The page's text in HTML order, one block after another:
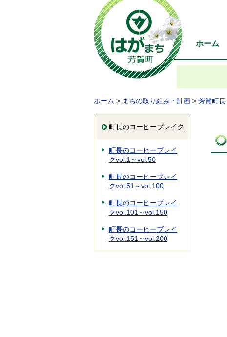
ホーム
ホーム > まちの取り組み・計画 > 芳賀町長
町長のコーヒーブレイク
町長のコーヒーブレイ
クvol.1～vol.50
町長のコーヒーブレイ
クvol.51～vol.100
町長のコーヒーブレイ
クvol.101～vol.150
町長のコーヒーブレイ
クvol.151～vol.200